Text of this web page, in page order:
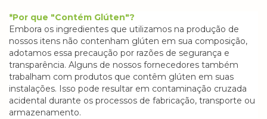
*Por que "Contém Glúten"?
Embora os ingredientes que utilizamos na produção de
nossos itens não contenham glúten em sua composição,
adotamos essa precaução por razões de segurança e
transparência. Alguns de nossos fornecedores também
trabalham com produtos que contêm glúten em suas
instalações. Isso pode resultar em contaminação cruzada
acidental durante os processos de fabricação, transporte ou
armazenamento.